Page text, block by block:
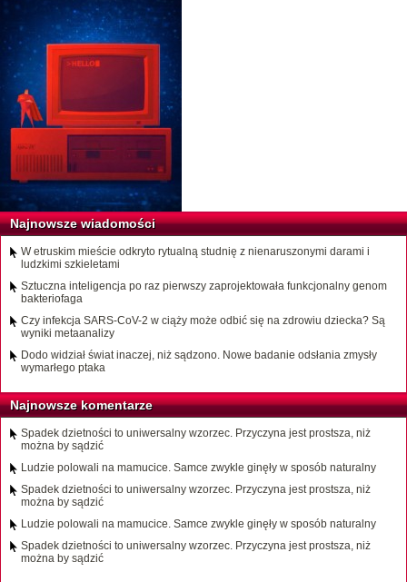
Najnowsze wiadomości
W etruskim mieście odkryto rytualną studnię z nienaruszonymi darami i
ludzkimi szkieletami
Sztuczna inteligencja po raz pierwszy zaprojektowała funkcjonalny genom
bakteriofaga
Czy infekcja SARS-CoV-2 w ciąży może odbić się na zdrowiu dziecka? Są
wyniki metaanalizy
Dodo widział świat inaczej, niż sądzono. Nowe badanie odsłania zmysły
wymarłego ptaka
Najnowsze komentarze
Spadek dzietności to uniwersalny wzorzec. Przyczyna jest prostsza, niż
można by sądzić
Ludzie polowali na mamucice. Samce zwykle ginęły w sposób naturalny
Spadek dzietności to uniwersalny wzorzec. Przyczyna jest prostsza, niż
można by sądzić
Ludzie polowali na mamucice. Samce zwykle ginęły w sposób naturalny
Spadek dzietności to uniwersalny wzorzec. Przyczyna jest prostsza, niż
można by sądzić